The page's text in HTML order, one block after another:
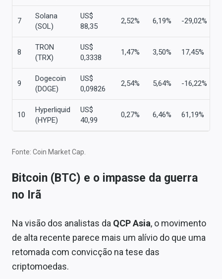
7
Solana
(SOL)
US$
88,35
2,52% 6,19% -29,02%
8
TRON
(TRX)
US$
0,3338
1,47% 3,50% 17,45%
9
Dogecoin
(DOGE)
US$
0,09826
2,54% 5,64% -16,22%
10
Hyperliquid
(HYPE)
US$
40,99
0,27% 6,46% 61,19%
Fonte: Coin Market Cap.
Bitcoin (BTC) e o impasse da guerra
no Irã
Na visão dos analistas da QCP Asia, o movimento
de alta recente parece mais um alívio do que uma
retomada com convicção na tese das
criptomoedas.